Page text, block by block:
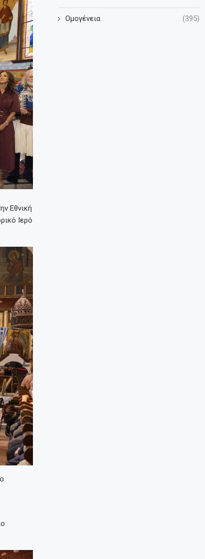
Εθνική
Ιερό
Ομογένεια (395)